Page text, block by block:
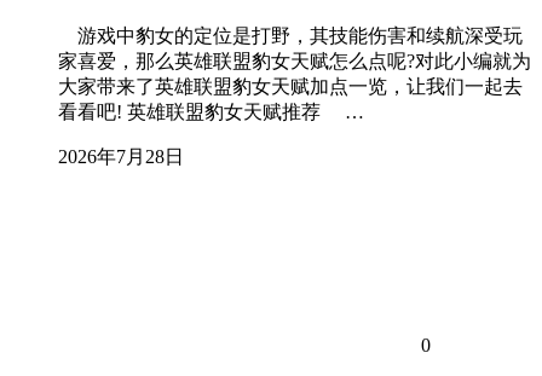
游戏中豹女的定位是打野，其技能伤害和续航深受玩
家喜爱，那么英雄联盟豹女天赋怎么点呢?对此小编就为
大家带来了英雄联盟豹女天赋加点一览，让我们一起去
看看吧! 英雄联盟豹女天赋推荐 …
2026年7月28日
0